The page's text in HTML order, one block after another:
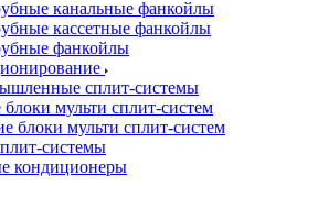
канальные фанкойлы
кассетные фанкойлы
фанкойлы
сплит-системы
мульти сплит-систем
блоки мульти сплит-систем
системы
кондиционеры